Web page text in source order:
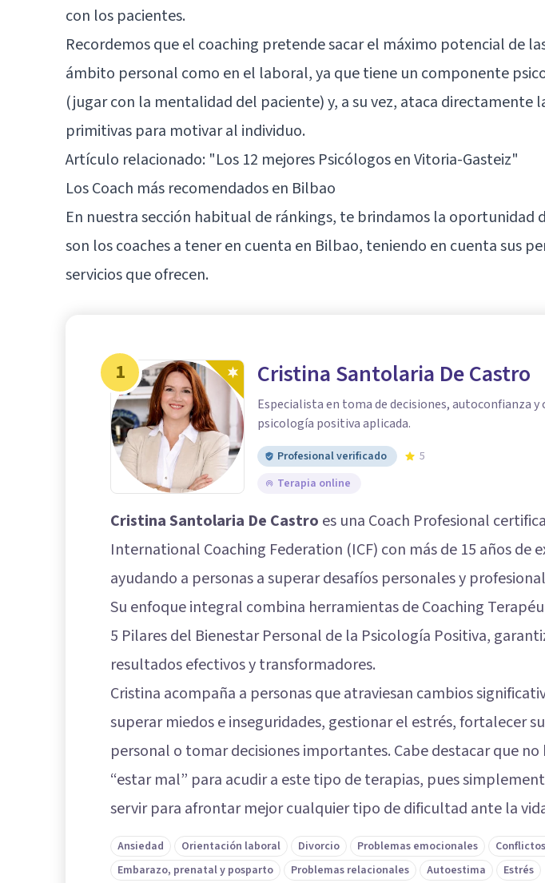
con los pacientes.
Recordemos que el coaching pretende sacar el máximo potencial de
ámbito personal como en el laboral, ya que tiene un componente
(jugar con la mentalidad del paciente) y, a su vez, ataca directamente
primitivas para motivar al individuo.
Artículo relacionado: "Los 12 mejores Psicólogos en Vitoria-Gasteiz"
Los Coach más recomendados en Bilbao
En nuestra sección habitual de ránkings, te brindamos la oportunidad
son los coaches a tener en cuenta en Bilbao, teniendo en cuenta sus
servicios que ofrecen.
1 Cristina Santolaria De Castro
Especialista en toma de decisiones, autoconfianza y
psicología positiva aplicada.
Profesional verificado
5
Terapia online
Cristina Santolaria De Castro es una Coach Profesional
International Coaching Federation (ICF) con más de 15 años de
ayudando a personas a superar desafíos personales y
Su enfoque integral combina herramientas de Coaching
5 Pilares del Bienestar Personal de la Psicología Positiva,
resultados efectivos y transformadores.
Cristina acompaña a personas que atraviesan cambios
superar miedos e inseguridades, gestionar el estrés, fortalecer
personal o tomar decisiones importantes. Cabe destacar que no
“estar mal” para acudir a este tipo de terapias, pues
servir para afrontar mejor cualquier tipo de dificultad ante la
Ansiedad Orientación laboral Divorcio Problemas emocionales
Embarazo, prenatal y posparto
Problemas relacionales Autoestima Estrés